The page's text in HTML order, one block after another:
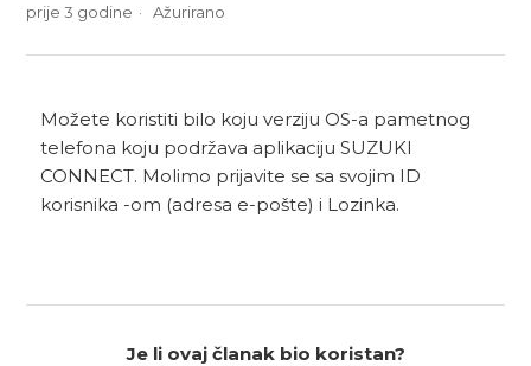
prije 3 godine Ažurirano
Možete koristiti bilo koju verziju OS-a pametnog
telefona koju podržava aplikaciju SUZUKI
CONNECT. Molimo prijavite se sa svojim ID
korisnika -om (adresa e-pošte) i Lozinka.
Je li ovaj članak bio koristan?